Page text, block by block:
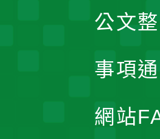
公文
事項
網站